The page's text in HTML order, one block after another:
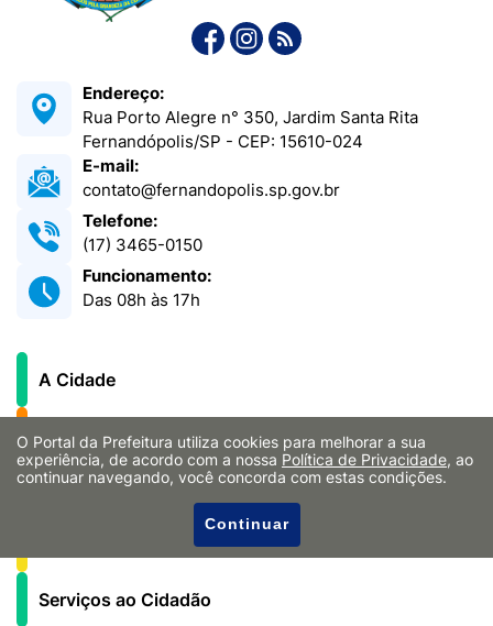
Endereço:
Rua Porto Alegre n° 350, Jardim Santa Rita
Fernandópolis/SP - CEP: 15610-024
E-mail:
contato@fernandopolis.sp.gov.br
Telefone:
(17) 3465-0150
Funcionamento:
Das 08h às 17h
A Cidade
Governo
Secretarias
Serviços ao Cidadão
O Portal da Prefeitura utiliza cookies para melhorar a sua
experiência, de acordo com a nossa Política de Privacidade, ao
continuar navegando, você concorda com estas condições.
Continuar